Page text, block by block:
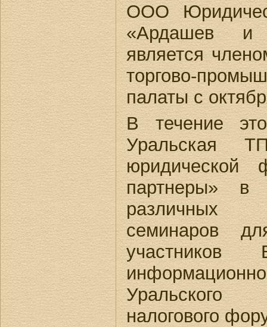
ООО
«Ардашев и
является
торгово-
палаты с
В течение
Уральская
партнеры» в
различных
семинаров
Уральского
налогового